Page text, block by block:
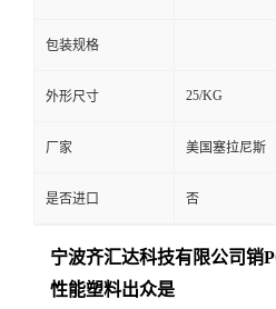
包装规格
外形尺寸 25/KG
厂家 美国塞拉尼斯
是否进口 否
宁波齐汇达科技有限公司销
性能塑料出众是